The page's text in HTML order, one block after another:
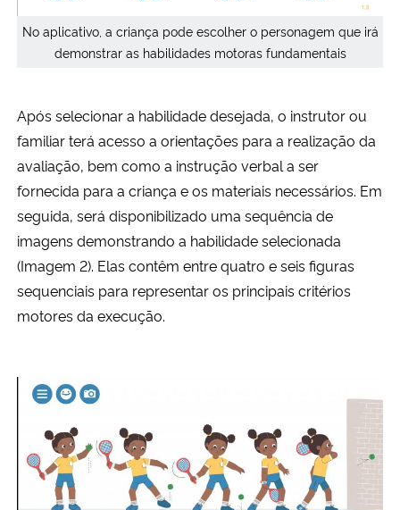
No aplicativo, a criança pode escolher o personagem que irá
demonstrar as habilidades motoras fundamentais
Após selecionar a habilidade desejada, o instrutor ou
familiar terá acesso a orientações para a realização da
avaliação, bem como a instrução verbal a ser
fornecida para a criança e os materiais necessários. Em
seguida, será disponibilizado uma sequência de
imagens demonstrando a habilidade selecionada
(Imagem 2). Elas contêm entre quatro e seis figuras
sequenciais para representar os principais critérios
motores da execução.